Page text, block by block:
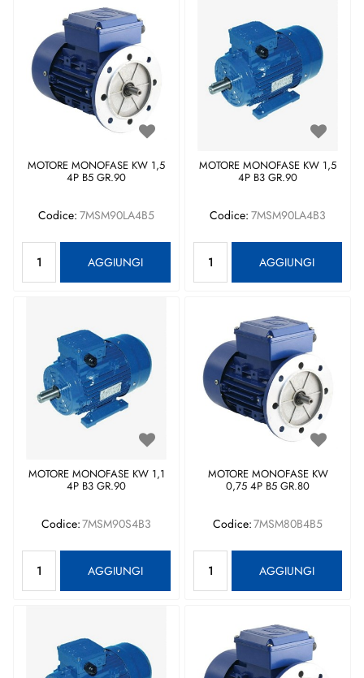
MOTORE MONOFASE KW 1,5
4P B5 GR.90
Codice: 7MSM90LA4B5
AGGIUNGI
MOTORE MONOFASE KW 1,5
4P B3 GR.90
Codice: 7MSM90LA4B3
AGGIUNGI
MOTORE MONOFASE KW 1,1
4P B3 GR.90
Codice:7MSM90S4B3
AGGIUNGI
MOTORE MONOFASE KW
0,75 4P B5 GR.80
Codice:7MSM80B4B5
AGGIUNGI